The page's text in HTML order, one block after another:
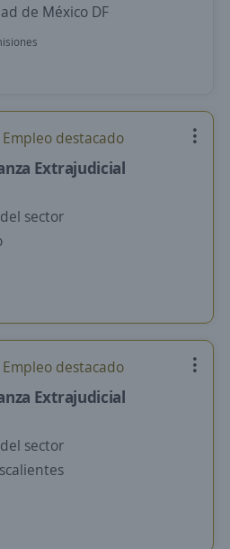
de México DF
Empleo destacado
Extrajudicial
sector
Empleo destacado
Extrajudicial
sector